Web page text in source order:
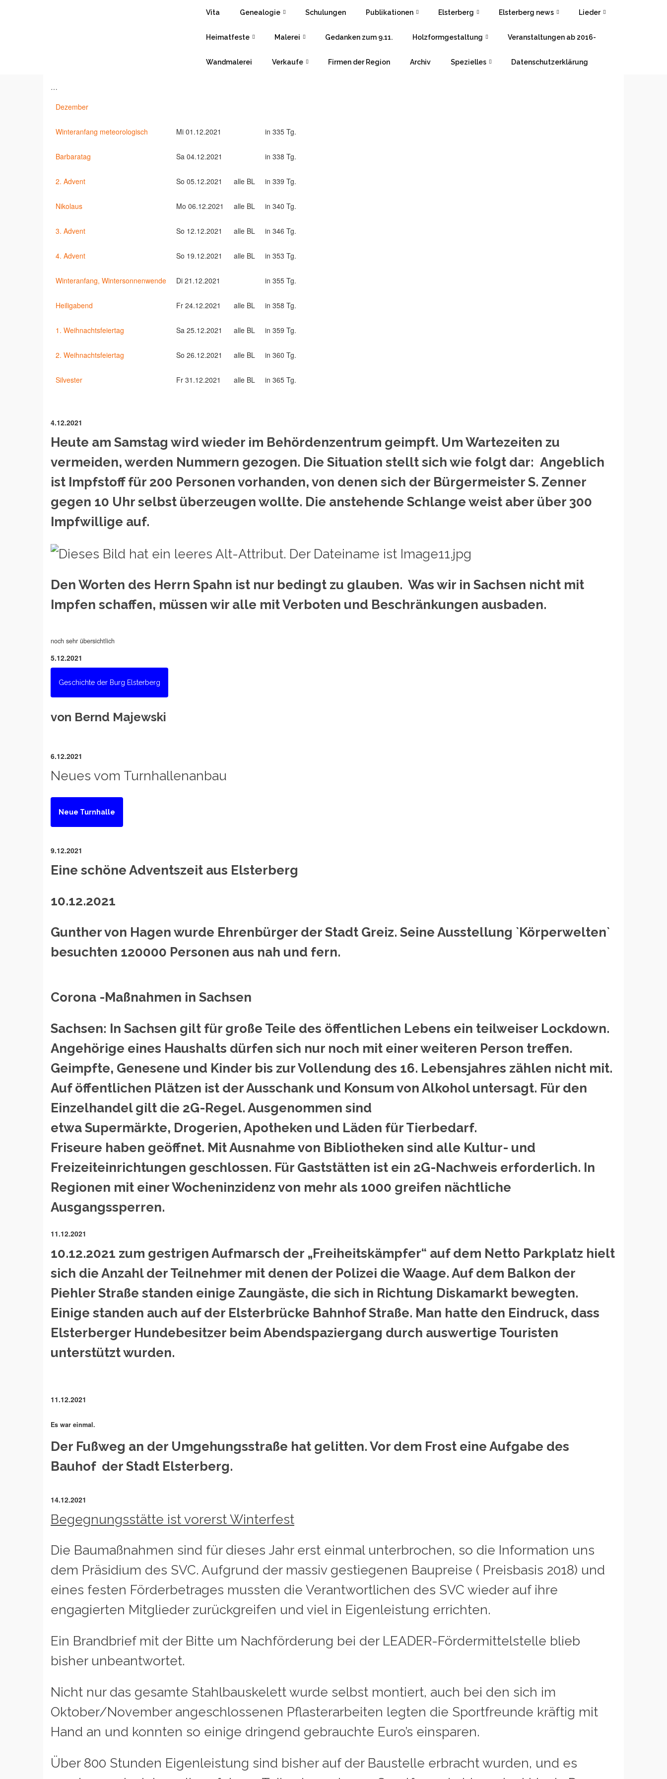
Vita Genealogie Schulungen Publikationen Elsterberg Elsterberg news Lieder
Heimatfeste Malerei Gedanken zum 9.11. Holzformgestaltung Veranstaltungen ab 2016-
Wandmalerei Verkaufe Firmen der Region Archiv Spezielles Datenschutzerklärung
…
Dezember
Winteranfang meteorologisch Mi 01.12.2021 in 335 Tg.
Barbaratag Sa 04.12.2021 in 338 Tg.
2. Advent So 05.12.2021 alle BL in 339 Tg.
Nikolaus Mo 06.12.2021 alle BL in 340 Tg.
3. Advent So 12.12.2021 alle BL in 346 Tg.
4. Advent So 19.12.2021 alle BL in 353 Tg.
Winteranfang, Wintersonnenwende Di 21.12.2021 in 355 Tg.
Heiligabend Fr 24.12.2021 alle BL in 358 Tg.
1. Weihnachtsfeiertag Sa 25.12.2021 alle BL in 359 Tg.
2. Weihnachtsfeiertag So 26.12.2021 alle BL in 360 Tg.
Silvester Fr 31.12.2021 alle BL in 365 Tg.
4.12.2021
Heute am Samstag wird wieder im Behördenzentrum geimpft. Um Wartezeiten zu
vermeiden, werden Nummern gezogen. Die Situation stellt sich wie folgt dar: Angeblich
ist Impfstoff für 200 Personen vorhanden, von denen sich der Bürgermeister S. Zenner
gegen 10 Uhr selbst überzeugen wollte. Die anstehende Schlange weist aber über 300
Impfwillige auf.
Den Worten des Herrn Spahn ist nur bedingt zu glauben. Was wir in Sachsen nicht mit
Impfen schaffen, müssen wir alle mit Verboten und Beschränkungen ausbaden.
noch sehr übersichtlich
5.12.2021
Geschichte der Burg Elsterberg
von Bernd Majewski
6.12.2021
Neues vom Turnhallenanbau
Neue Turnhalle
9.12.2021
Eine schöne Adventszeit aus Elsterberg
10.12.2021
Gunther von Hagen wurde Ehrenbürger der Stadt Greiz. Seine Ausstellung `Körperwelten`
besuchten 120000 Personen aus nah und fern.
Corona -Maßnahmen in Sachsen
Sachsen: In Sachsen gilt für große Teile des öffentlichen Lebens ein teilweiser Lockdown.
Angehörige eines Haushalts dürfen sich nur noch mit einer weiteren Person treffen.
Geimpfte, Genesene und Kinder bis zur Vollendung des 16. Lebensjahres zählen nicht mit.
Auf öffentlichen Plätzen ist der Ausschank und Konsum von Alkohol untersagt. Für den
Einzelhandel gilt die 2G-Regel. Ausgenommen sind
etwa Supermärkte, Drogerien, Apotheken und Läden für Tierbedarf.
Friseure haben geöffnet. Mit Ausnahme von Bibliotheken sind alle Kultur- und
Freizeiteinrichtungen geschlossen. Für Gaststätten ist ein 2G-Nachweis erforderlich. In
Regionen mit einer Wocheninzidenz von mehr als 1000 greifen nächtliche
Ausgangssperren.
11.12.2021
10.12.2021 zum gestrigen Aufmarsch der „Freiheitskämpfer“ auf dem Netto Parkplatz hielt
sich die Anzahl der Teilnehmer mit denen der Polizei die Waage. Auf dem Balkon der
Piehler Straße standen einige Zaungäste, die sich in Richtung Diskamarkt bewegten.
Einige standen auch auf der Elsterbrücke Bahnhof Straße. Man hatte den Eindruck, dass
Elsterberger Hundebesitzer beim Abendspaziergang durch auswertige Touristen
unterstützt wurden.
11.12.2021
Es war einmal.
Der Fußweg an der Umgehungsstraße hat gelitten. Vor dem Frost eine Aufgabe des
Bauhof der Stadt Elsterberg.
14.12.2021
Begegnungsstätte ist vorerst Winterfest
Die Baumaßnahmen sind für dieses Jahr erst einmal unterbrochen, so die Information uns
dem Präsidium des SVC. Aufgrund der massiv gestiegenen Baupreise ( Preisbasis 2018) und
eines festen Förderbetrages mussten die Verantwortlichen des SVC wieder auf ihre
engagierten Mitglieder zurückgreifen und viel in Eigenleistung errichten.
Ein Brandbrief mit der Bitte um Nachförderung bei der LEADER-Fördermittelstelle blieb
bisher unbeantwortet.
Nicht nur das gesamte Stahlbauskelett wurde selbst montiert, auch bei den sich im
Oktober/November angeschlossenen Pflasterarbeiten legten die Sportfreunde kräftig mit
Hand an und konnten so einige dringend gebrauchte Euro’s einsparen.
Über 800 Stunden Eigenleistung sind bisher auf der Baustelle erbracht wurden, und es